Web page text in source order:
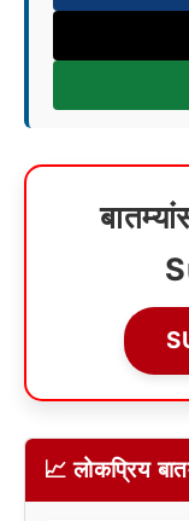
📈 लोकप्रिय